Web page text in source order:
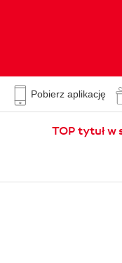
Pobierz aplikację
TOP tytuł w